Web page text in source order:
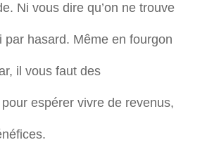
Ni vous dire qu’on ne trouve
par hasard. Même en fourgon
il vous faut des
espérer vivre de revenus,